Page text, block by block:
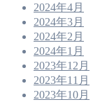
2024年4月
2024年3月
2024年2月
2024年1月
2023年12月
2023年11月
2023年10月